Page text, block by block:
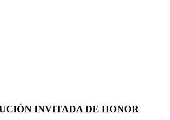
INVITADA DE HONOR